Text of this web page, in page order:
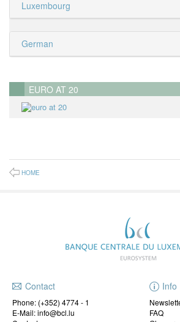
Luxembourg
German
EURO AT 20
HOME
Contact
Phone: (+352) 4774 - 1
E-Mail: info@bcl.lu
Info
FAQ